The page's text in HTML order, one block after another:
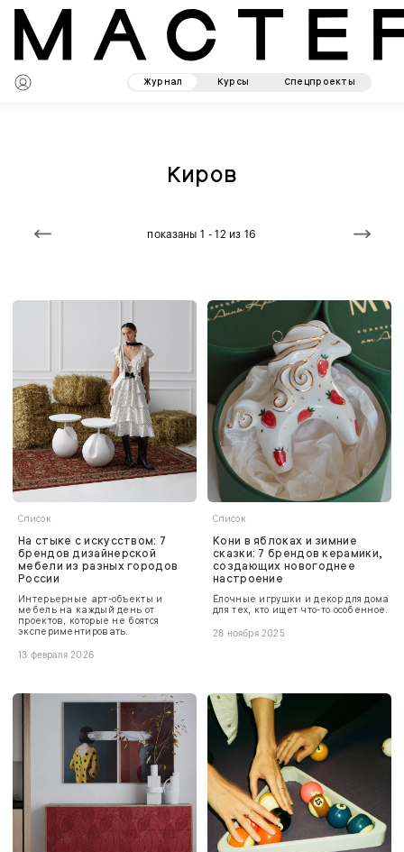
Журнал Курсы Спецпроекты
Киров
показаны 1 - 12 из 16
Список
На стыке с искусством: 7
брендов дизайнерской
мебели из разных городов
России
Интерьерные арт-объекты и
мебель на каждый день от
проектов, которые не боятся
экспериментировать.
13 февраля 2026
Список
Кони в яблоках и зимние
сказки: 7 брендов керамики,
создающих новогоднее
настроение
Ёлочные игрушки и декор для дома
для тех, кто ищет что-то особенное.
28 ноября 2025